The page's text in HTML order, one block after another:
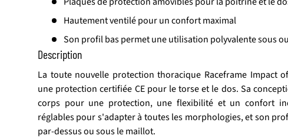
Hautement ventilé pour un confort maximal
Son profil bas permet une utilisation polyvalente sous
Description
La toute nouvelle protection thoracique Raceframe Impact
une protection certifiée CE pour le torse et le dos. Sa
corps pour une protection, une flexibilité et un confort
réglables pour s'adapter à toutes les morphologies, et son
par-dessus ou sous le maillot.